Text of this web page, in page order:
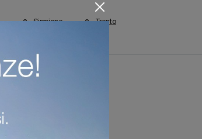
Sirmione Trento
Novamobili Sirmione